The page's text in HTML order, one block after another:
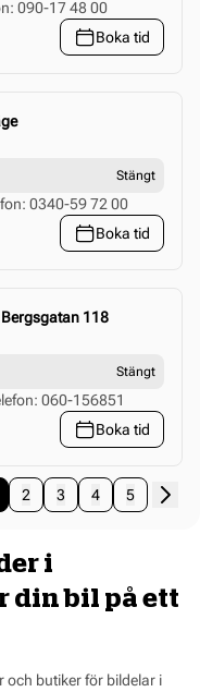
090-17 48 00
Boka tid
Stängt
0340-59 72 00
Boka tid
118
Stängt
060-156851
Boka tid
currently reading page
Sida
2 Sida
3 Sida
4 Sida
5 Sida
i
din bil på ett
och butiker för bildelar i